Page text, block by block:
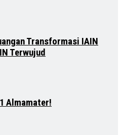
Transformasi IAIN
Terwujud
Almamater!